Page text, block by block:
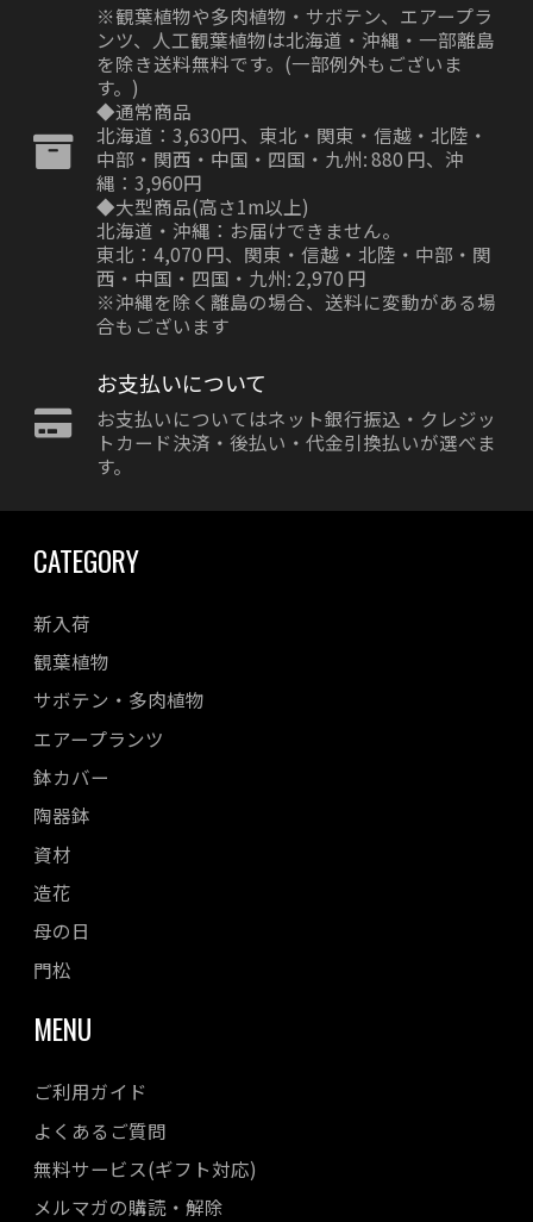
※観葉植物や多肉植物・サボテン、エアープラ
ンツ、人工観葉植物は北海道・沖縄・一部離島
を除き送料無料です。(一部例外もございま
す。)
◆通常商品
北海道：3,630円、東北・関東・信越・北陸・
中部・関西・中国・四国・九州: 880 円、沖
縄：3,960円
◆大型商品(高さ1m以上)
北海道・沖縄：お届けできません。
東北：4,070 円、関東・信越・北陸・中部・関
西・中国・四国・九州: 2,970 円
※沖縄を除く離島の場合、送料に変動がある場
合もございます
お支払いについて
お支払いについてはネット銀行振込・クレジッ
トカード決済・後払い・代金引換払いが選べま
す。
CATEGORY
新入荷
観葉植物
サボテン・多肉植物
エアープランツ
鉢カバー
陶器鉢
資材
造花
母の日
門松
MENU
ご利用ガイド
よくあるご質問
無料サービス(ギフト対応)
メルマガの購読・解除